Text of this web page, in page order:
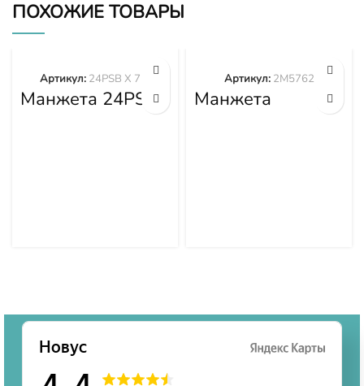
ПОХОЖИЕ ТОВАРЫ
Манжета 24PSB
X 71″
Артикул: 24PSB X 71"
Манжета
2M5762
Артикул: 2M5762